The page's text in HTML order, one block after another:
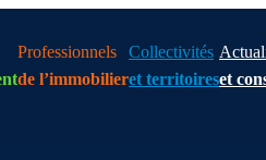
Professionnels
de l’immobilier
Collectivités
et territoireset